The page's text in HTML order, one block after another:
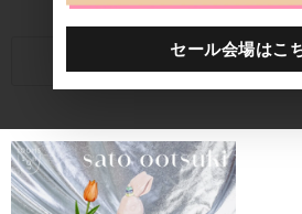
関連キーワード